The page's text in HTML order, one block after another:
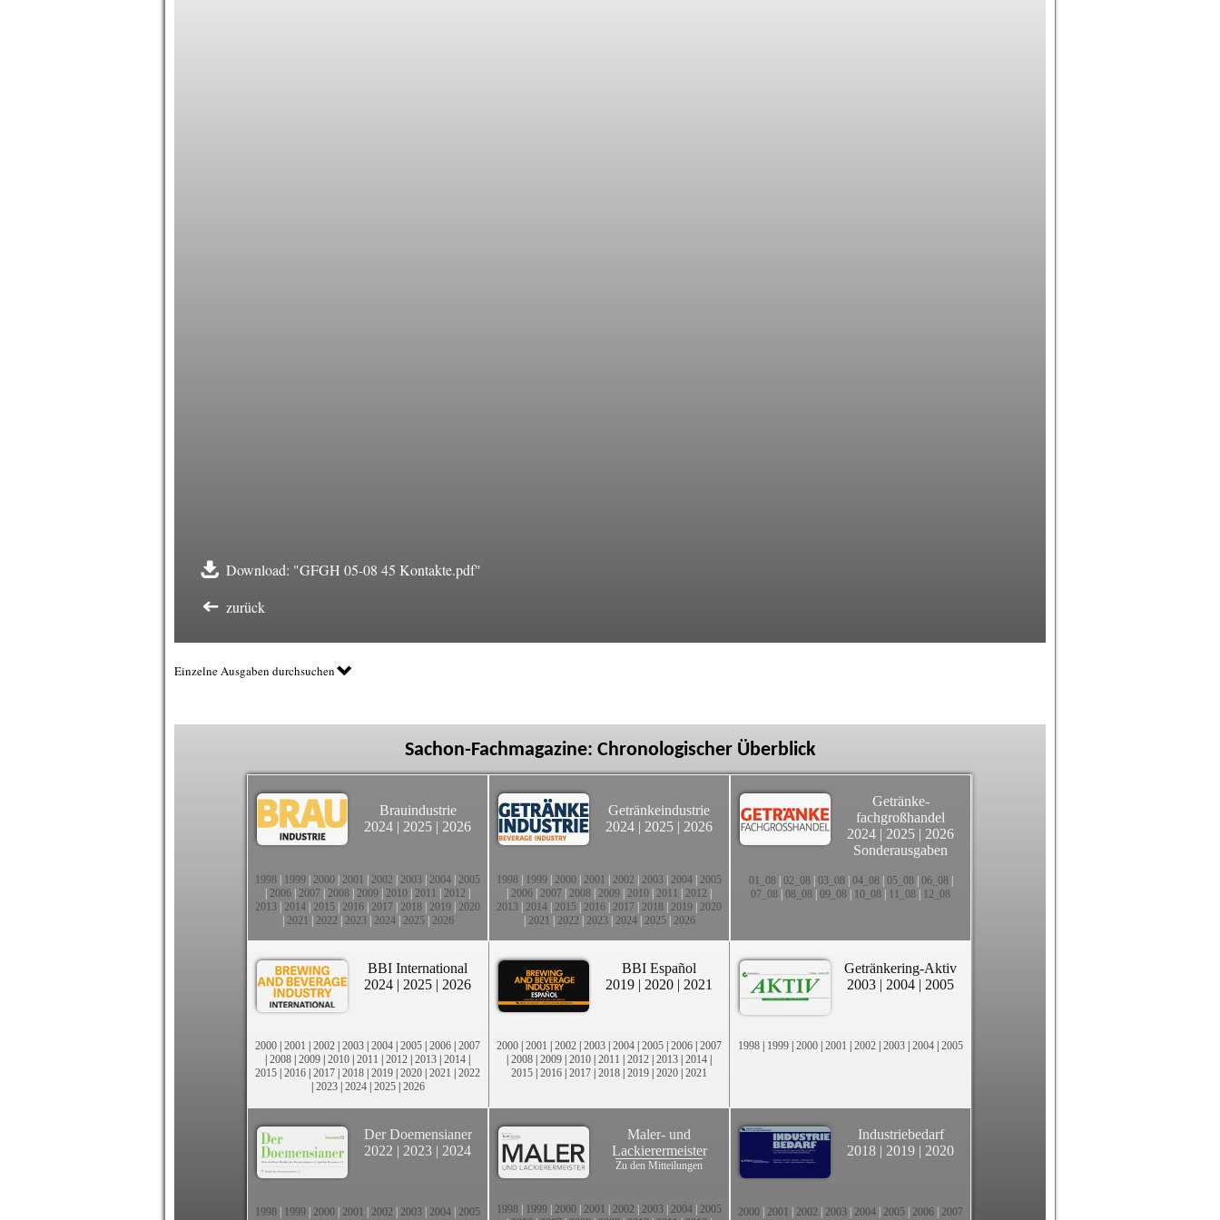
Download: "GFGH 05-08 45 Kontakte.pdf"
zurück
Einzelne Ausgaben durchsuchen
Sachon-Fachmagazine: Chronologischer Überblick
Brauindustrie
2024 | 2025 | 2026
1998 1999 2000 2001 2002 2003 2004 2005
2006 2007 2008 2009 2010 2011 2012
2013 2014 2015 2016 2017 2018 2019 2020
2021 2022 2023| 2024| 2025| 2026
Getränkeindustrie
2024 | 2025 | 2026
1998 1999 2000 2001 2002 2003 2004 2005
2006 2007 2008 2009 2010 2011 2012
2013 2014 2015 2016 2017 2018 2019 2020
2021 2022 2023| 2024| 2025| 2026
Getränke-
fachgroßhandel
2024 | 2025 | 2026
Sonderausgaben
01_08| 02_08| 03_08| 04_08| 05_08| 06_08|
07_08 08_08 09_08 10_08 11_08 12_08
BBI International
2024 | 2025 | 2026
2000 | 2001 | 2002 | 2003 | 2004 | 2005 | 2006 | 2007
| 2008 | 2009 | 2010 | 2011 | 2012 | 2013 | 2014 |
2015 | 2016 | 2017 | 2018 | 2019 | 2020 | 2021 | 2022
| 2023| 2024| 2025| 2026
BBI Español
2019 | 2020 | 2021
2000 | 2001 | 2002 | 2003 | 2004 | 2005 | 2006 | 2007
| 2008 | 2009 | 2010 | 2011 | 2012 | 2013 | 2014 |
2015 | 2016 | 2017 | 2018 | 2019 | 2020 | 2021
Getränkering-Aktiv
2003 | 2004 | 2005
1998 | 1999 | 2000 | 2001 | 2002 | 2003 | 2004 | 2005
Der Doemensianer
2022 | 2023 | 2024
1998 1999 2000 2001 2002 2003 2004 2005
Maler- und
Lackierermeister
Zu den Mitteilungen
1998 1999 2000 2001 2002 2003 2004 2005
Industriebedarf
2018 | 2019 | 2020
2000 2001 2002 2003 2004 2005 2006 2007